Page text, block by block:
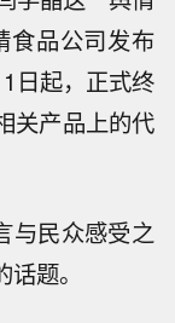
食品公司发布
日起，正式终
关产品上的代
与民众感受之
题。